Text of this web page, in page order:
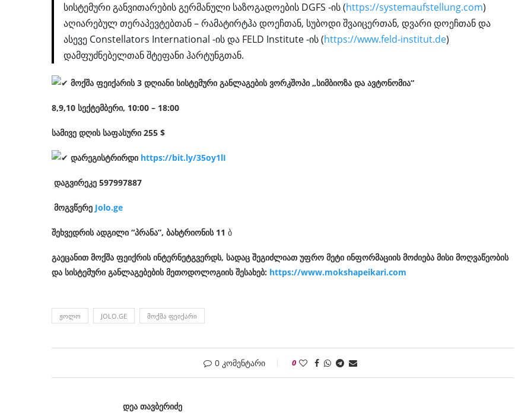
სისტემური განვითარების გერმანული საზოგადოების DGFS -ის (https://systemaufstellung.com)
აღიარებულ თერაპევტებთან – რამატირტჰა დოეჩთან, სუბოდი შვაიცერთან, დვარი დოეჩთან და
ასევე Constellators International -ის და FELD Institute -ის (https://www.feld-institut.de)
დამფუძნებელთან შტეფანი ჰარტუნგთან.
მოქშა ფეიქარის 3 დღიანი სისტემური განლაგების ვორკშოპი „სიმბიოზა და ავტონომია“
8,9,10 სექტემბერი, 10:00 – 18:00
სამივე დღის საფასური 255 $
დარეგისტრირდი https://bit.ly/35oy1lI
დაგვირეკე 597997887
მოგვწერე Jolo.ge
შეხვედრის ადგილი “პრანა”, ბახტრიონის 11 ბ
გაეცანით მოქშა ფეიქრის ინტერნეტგვერდს, სადაც შეგიძლიათ უფრო მეტი ინფორმაციის მოძიება მისი მოღვაწეობის
და სისტემური განლაგებების მეთოდოლოგიის შესახებ: https://www.mokshapeikari.com
ᲟᲝᲚᲝ JOLO.GE ᲛᲝᲥᲨᲐ ᲤᲔᲘᲥᲐᲠᲘ
0 კომენტარი 0
ᲓᲔᲐ ᲗᲐᲕᲑᲔᲠᲘᲫᲔ